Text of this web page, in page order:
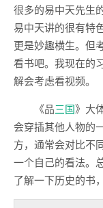
很多的易中天先生
易中天讲的很有特
更是妙趣横生。但
看书吧。我现在的
解会考虑看视频。
《品三国》大
会穿插其他人物的
方，通常会对比不
一个自己的看法。
了解一下历史的书